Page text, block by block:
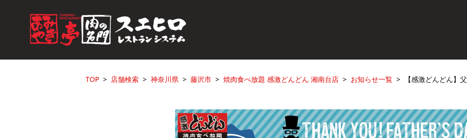
TOP 店舗検索 神奈川県 藤沢市 焼肉食べ放題 感激どんどん 湘南台店 お知らせ一覧 【感激どんどん】